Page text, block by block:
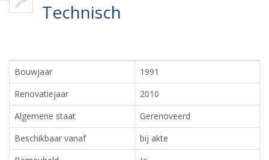
Technisch
Bouwjaar
1991
Renovatiejaar
2010
Algemene staat
Gerenoveerd
Beschikbaar vanaf
bij akte